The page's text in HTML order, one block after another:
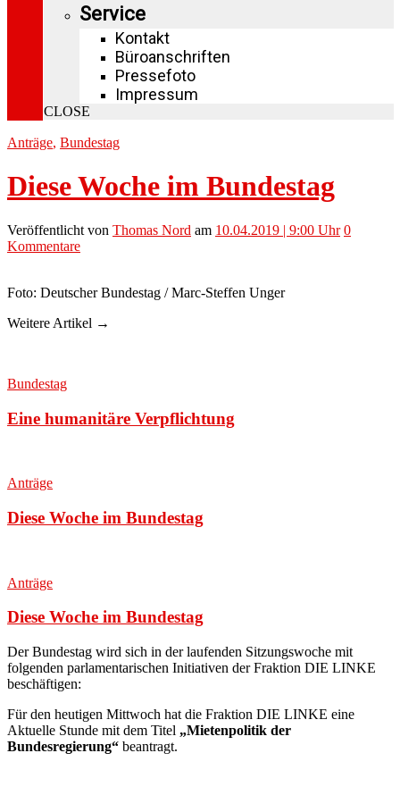
Service
Kontakt
Büroanschriften
Pressefoto
Impressum
CLOSE
Anträge, Bundestag
Diese Woche im Bundestag
Veröffentlicht von Thomas Nord am 10.04.2019 | 9:00 Uhr 0
Kommentare
Foto: Deutscher Bundestag / Marc-Steffen Unger
Weitere Artikel →
Bundestag
Eine humanitäre Verpflichtung
Anträge
Diese Woche im Bundestag
Anträge
Diese Woche im Bundestag
Der Bundestag wird sich in der laufenden Sitzungswoche mit
folgenden parlamentarischen Initiativen der Fraktion DIE LINKE
beschäftigen:
Für den heutigen Mittwoch hat die Fraktion DIE LINKE eine
Aktuelle Stunde mit dem Titel „Mietenpolitik der
Bundesregierung“ beantragt.